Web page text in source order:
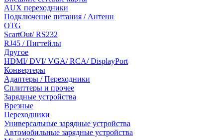
AUX переходники
Подключение питания / Антенн
OTG
ScartOut/ RS232
RJ45 / Пигтейлы
Другое
HDMI/ DVI/ VGA/ RCA/ DisplayPort
Конвертеры
Адаптеры / Переходники
Сплиттеры и прочее
Зарядные устройства
Врезные
Переходники
Универсальные зарядные устройства
Автомобильные зарядные устройства